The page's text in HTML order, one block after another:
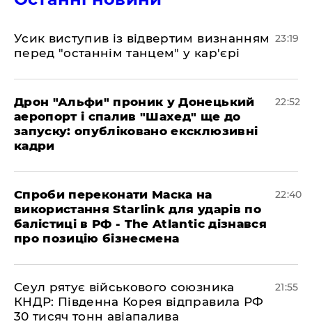
​Усик виступив із відвертим визнанням
перед "останнім танцем" у кар'єрі
23:19
​Дрон "Альфи" проник у Донецький
аеропорт і спалив "Шахед" ще до
запуску: опубліковано ексклюзивні
кадри
22:52
​Спроби переконати Маска на
використання Starlink для ударів по
балістиці в РФ - The Atlantic дізнався
про позицію бізнесмена
22:40
​Сеул рятує військового союзника
КНДР: Південна Корея відправила РФ
30 тисяч тонн авіапалива
21:55